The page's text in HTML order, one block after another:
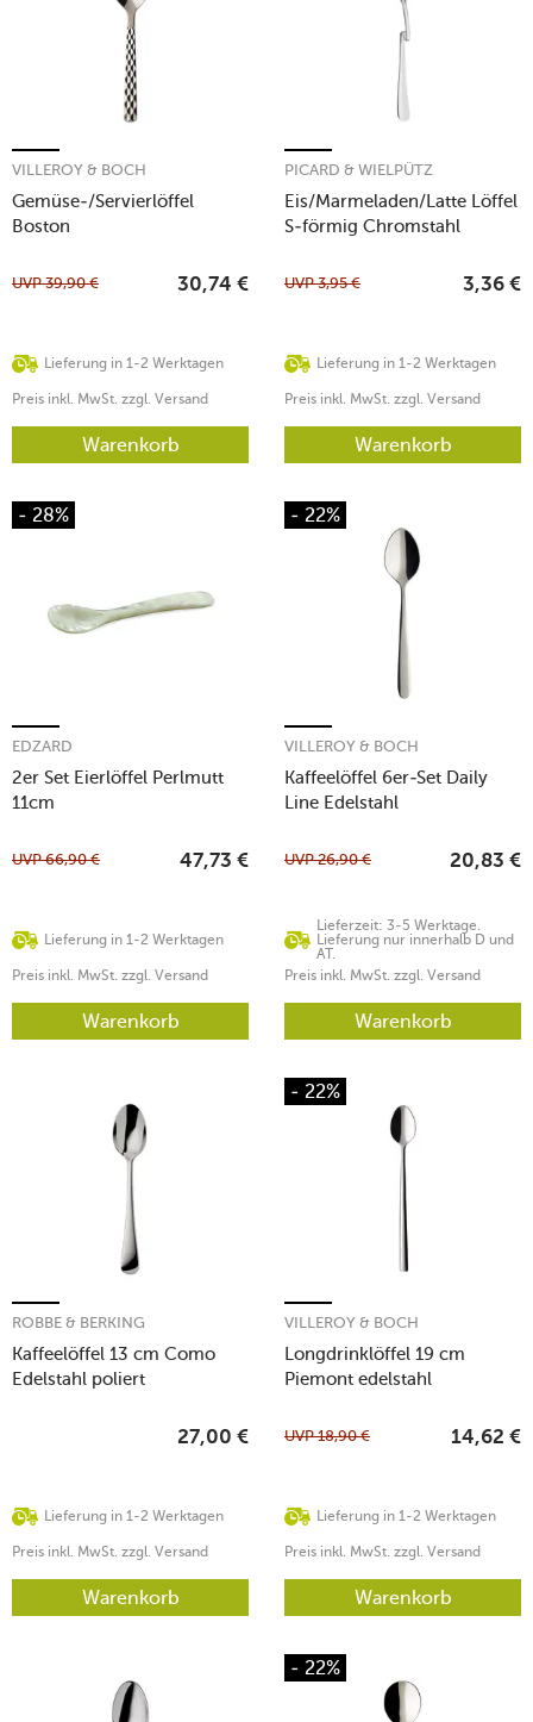
Gemüse-/Servierlöffel
Boston
VILLEROY & BOCH
Lieferung in 1-2 Werktagen
UVP39,90 € 30,74 €
Preis inkl. MwSt. zzgl. Versand
Warenkorb
Eis/Marmeladen/Latte Löffel
S-förmig Chromstahl
PICARD & WIELPÜTZ
Lieferung in 1-2 Werktagen
UVP3,95 € 3,36 €
Preis inkl. MwSt. zzgl. Versand
Warenkorb
- 28%
2er Set Eierlöffel Perlmutt
11cm
EDZARD
Lieferung in 1-2 Werktagen
UVP66,90 € 47,73 €
Preis inkl. MwSt. zzgl. Versand
Warenkorb
- 22%
Kaffeelöffel 6er-Set Daily
Line Edelstahl
VILLEROY & BOCH
Lieferzeit: 3-5 Werktage.
Lieferung nur innerhalb D und
AT.
UVP26,90 € 20,83 €
Preis inkl. MwSt. zzgl. Versand
Warenkorb
Kaffeelöffel 13 cm Como
Edelstahl poliert
ROBBE & BERKING
Lieferung in 1-2 Werktagen
27,00 €
Preis inkl. MwSt. zzgl. Versand
Warenkorb
- 22%
Longdrinklöffel 19 cm
Piemont edelstahl
VILLEROY & BOCH
Lieferung in 1-2 Werktagen
UVP18,90 € 14,62 €
Preis inkl. MwSt. zzgl. Versand
Warenkorb
- 22%